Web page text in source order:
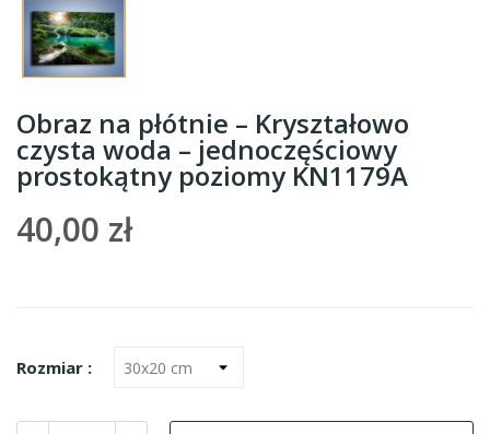
Obraz na płótnie – Kryształowo
czysta woda – jednoczęściowy
prostokątny poziomy KN1179A
40,00 zł
Rozmiar :